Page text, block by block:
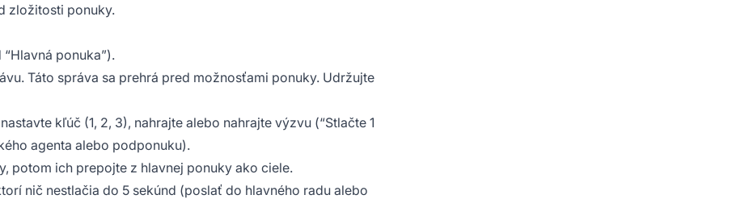
zložitosti ponuky.
ponuka”).
Táto správa sa prehrá pred možnosťami ponuky. Udržujte
kľúč (1, 2, 3), nahrajte alebo nahrajte výzvu (“Stlačte 1
agenta alebo podponuku).
potom ich prepojte z hlavnej ponuky ako ciele.
nič nestlačia do 5 sekúnd (poslať do hlavného radu alebo